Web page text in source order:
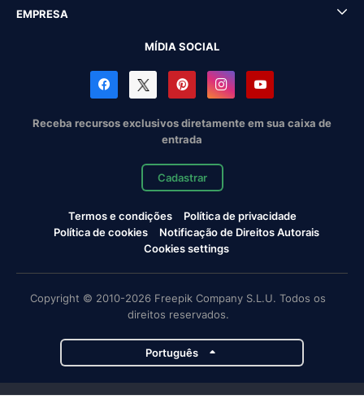
EMPRESA
MÍDIA SOCIAL
Receba recursos exclusivos diretamente em sua caixa de
entrada
Cadastrar
Termos e condições
Política de privacidade
Política de cookies
Notificação de Direitos Autorais
Cookies settings
Copyright © 2010-2026 Freepik Company S.L.U. Todos os
direitos reservados.
Português